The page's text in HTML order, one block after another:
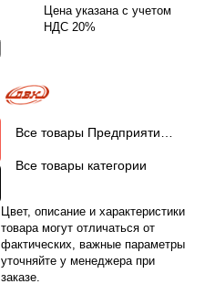
Цена указана с учетом
НДС 20%
Все товары категории
Цвет, описание и характеристики
товара могут отличаться от
фактических, важные параметры
уточняйте у менеджера при
заказе.